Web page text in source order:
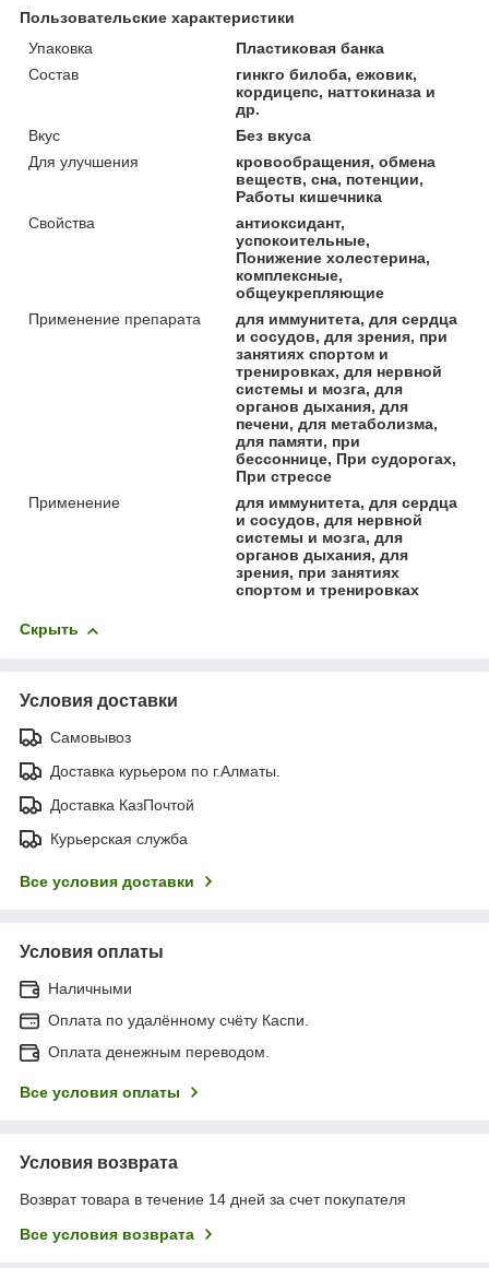
Пользовательские характеристики
Упаковка
Пластиковая банка
Состав
гинкго билоба, ежовик,
кордицепс, наттокиназа и
др.
Вкус
Без вкуса
Для улучшения
кровообращения, обмена
веществ, сна, потенции,
Работы кишечника
Свойства
антиоксидант,
успокоительные,
Понижение холестерина,
комплексные,
общеукрепляющие
Применение препарата
для иммунитета, для сердца
и сосудов, для зрения, при
занятиях спортом и
тренировках, для нервной
системы и мозга, для
органов дыхания, для
печени, для метаболизма,
для памяти, при
бессоннице, При судорогах,
При стрессе
Применение
для иммунитета, для сердца
и сосудов, для нервной
системы и мозга, для
органов дыхания, для
зрения, при занятиях
спортом и тренировках
Скрыть
Условия доставки
Самовывоз
Доставка курьером по г.Алматы.
Доставка КазПочтой
Курьерская служба
Все условия доставки
Условия оплаты
Наличными
Оплата по удалённому счёту Каспи.
Оплата денежным переводом.
Все условия оплаты
Условия возврата
Возврат товара в течение 14 дней за счет покупателя
Все условия возврата